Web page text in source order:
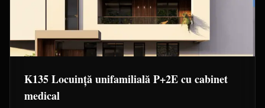
K135 Locuință unifamilială P+2E cu cabinet
medical